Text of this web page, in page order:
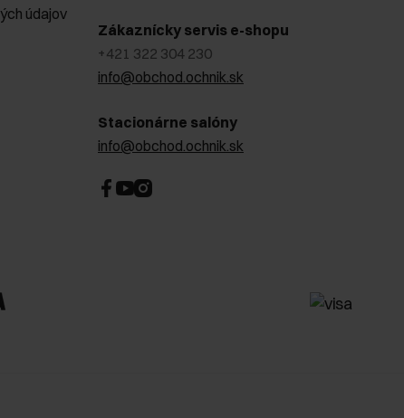
údajov
Zákaznícky servis e-shopu
+421 322 304 230
info@obchod.ochnik.sk
Stacionárne salóny
info@obchod.ochnik.sk